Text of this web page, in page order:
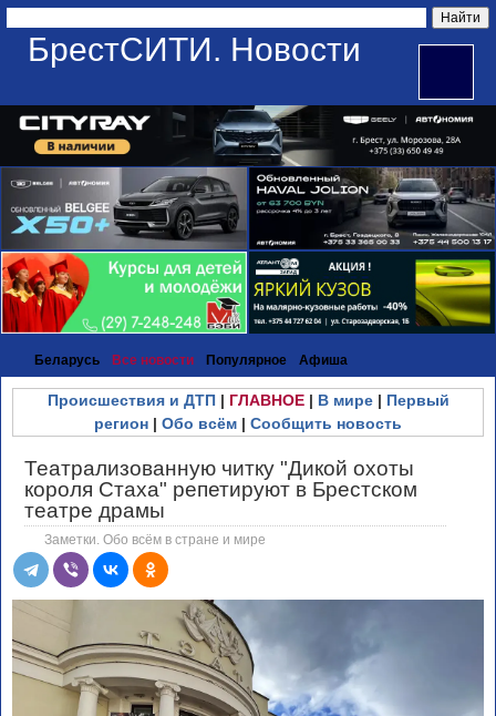
БрестСИТИ. Новости
Беларусь Все новости Популярное Афиша
Происшествия и ДТП| ГЛАВНОЕ| В мире| Первый
регион | Обо всём | Сообщить новость
Театрализованную читку "Дикой охоты
короля Стаха" репетируют в Брестском
театре драмы
Заметки. Обо всём в стране и мире